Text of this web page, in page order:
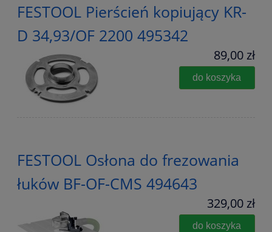
FESTOOL Pierścień kopiujący KR-
D 34,93/OF 2200 495342
89,00 zł
do koszyka
FESTOOL Osłona do frezowania
łuków BF-OF-CMS 494643
329,00 zł
do koszyka